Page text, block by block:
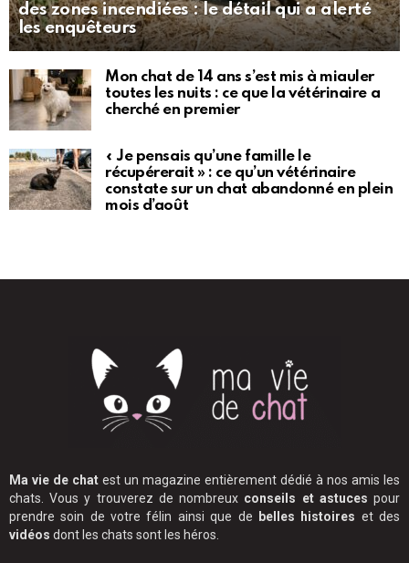
des zones incendiées : le détail qui a alerté
les enquêteurs
Mon chat de 14 ans s’est mis à miauler
toutes les nuits : ce que la vétérinaire a
cherché en premier
« Je pensais qu’une famille le
récupérerait » : ce qu’un vétérinaire
constate sur un chat abandonné en plein
mois d’août
Ma vie de chat est un magazine entièrement dédié à nos amis les
chats. Vous y trouverez de nombreux conseils et astuces pour
prendre soin de votre félin ainsi que de
belles histoires et des
vidéos dont les chats sont les héros.